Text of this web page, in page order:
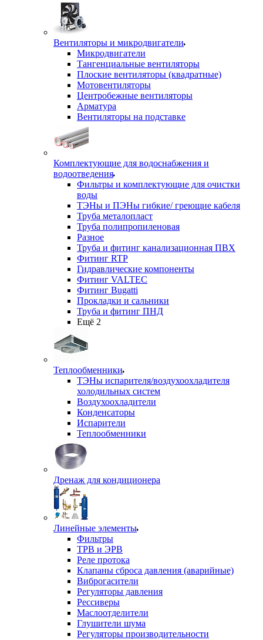
Вентиляторы и микродвигатели
Микродвигатели
Тангенциальные вентиляторы
Плоские вентиляторы (квадратные)
Мотовентиляторы
Центробежные вентиляторы
Арматура
Вентиляторы на подставке
Комплектующие для водоснабжения и
водоотведения
Фильтры и комплектующие для очистки
воды
ТЭНы и ПЭНы гибкие/ греющие кабеля
Труба металопласт
Труба полипропиленовая
Разное
Труба и фитинг канализационная ПВХ
Фитинг RTP
Гидравлические компоненты
Фитинг VALTEC
Фитинг Bugatti
Прокладки и сальники
Труба и фитинг ПНД
Ещё 2
Теплообменники
ТЭНы испарителя/воздухоохладителя
холодильных систем
Воздухоохладители
Конденсаторы
Испарители
Теплообменники
Дренаж для кондиционера
Линейные элементы
Фильтры
ТРВ и ЭРВ
Реле протока
Клапаны сброса давления (аварийные)
Виброгасители
Регуляторы давления
Рессиверы
Маслоотделители
Глушители шума
Регуляторы производительности